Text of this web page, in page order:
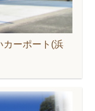
カーポート(浜